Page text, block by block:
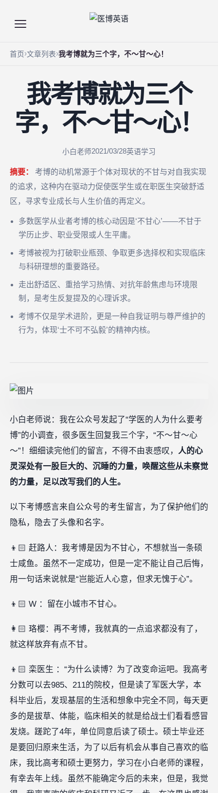
首页 文章列表 我考博就为三个字，不～甘～心！
我考博就为三个
字，不～甘～心！
小白老师2021/03/28英语学习
摘要：
考博的动机常源于个体对现状的不甘与对自我实现
的追求，这种内在驱动力促使医学生或在职医生突破舒适
区，寻求专业成长与人生价值的再定义。
多数医学从业者考博的核心动因是‘不甘心’——不甘于
学历止步、职业受限或人生平庸。
考博被视为打破职业瓶颈、争取更多选择权和实现临床
与科研理想的重要路径。
走出舒适区、重拾学习热情、对抗年龄焦虑与环境限
制，是考生反复提及的心理诉求。
考博不仅是学术进阶，更是一种自我证明与尊严维护的
行为，体现‘士不可不弘毅’的精神内核。
小白老师说：我在公众号发起了“学医的人为什么要考
博”的小调查，很多医生回复我三个字，“不～甘～心
～”！细细读完他们的留言，不得不由衷感叹， 人的心
灵深处有一股巨大的、沉睡的力量，唤醒这些从未察觉
的力量，足以改写我们的人生。
以下考博感言来自公众号的考生留言，为了保护他们的
隐私，隐去了头像和名字。
👦🏻 赶路人：我考博是因为不甘心，不想就当一条硕
士咸鱼。虽然不一定成功，但是一定不能让自己后悔，
用一句话来说就是“岂能近人心意，但求无愧于心”。
👦🏻 W ：留在小城市不甘心。
👩🏻 珞樱：再不考博，我就真的一点追求都没有了，
就这样放弃有点不甘。
👦🏻 栾医生 ：“为什么读博？为了改变命运吧。我高考
分数可以去985、211的院校，但是读了军医大学，本
科毕业后，发现基层的生活和想象中完全不同，每天更
多的是拔草、体能，临床相关的就是给战士们看看感冒
发烧。蹉跎了4年，单位同意后读了硕士。硕士毕业还
是要回归原来生活，为了以后有机会从事自己喜欢的临
床，我比高考和硕士更努力，学习在小白老师的课程，
有幸去年上线。虽然不能确定今后的未来，但是，我觉